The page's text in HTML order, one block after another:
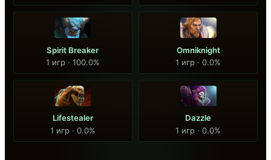
Spirit Breaker
1 игр · 100.0%
Omniknight
1 игр · 0.0%
Lifestealer
1 игр · 0.0%
Dazzle
1 игр · 0.0%